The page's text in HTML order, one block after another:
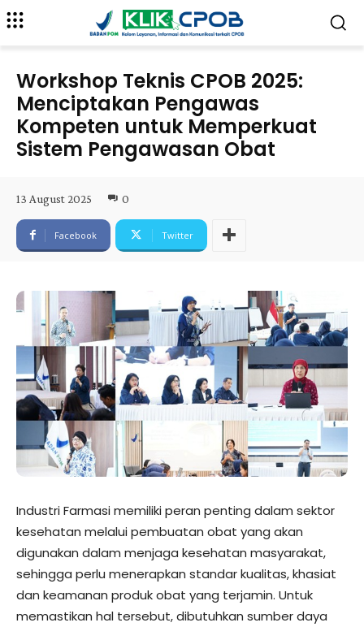
Workshop Teknis CPOB 2025:
Menciptakan Pengawas
Kompeten untuk Memperkuat
Sistem Pengawasan Obat
13 August 2025 0
Facebook Twitter
Industri Farmasi memiliki peran penting dalam sektor
kesehatan melalui pembuatan obat yang akan
digunakan dalam menjaga kesehatan masyarakat,
sehingga perlu menerapkan standar kualitas, khasiat
dan keamanan produk obat yang terjamin. Untuk
memastikan hal tersebut, dibutuhkan sumber daya